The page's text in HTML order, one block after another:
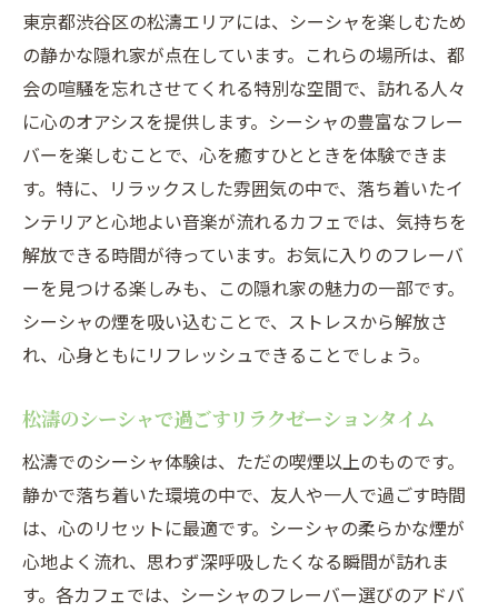
東京都渋谷区の松濤エリアには、シーシャを楽しむため
の静かな隠れ家が点在しています。これらの場所は、都
会の喧騒を忘れさせてくれる特別な空間で、訪れる人々
に心のオアシスを提供します。シーシャの豊富なフレー
バーを楽しむことで、心を癒すひとときを体験できま
す。特に、リラックスした雰囲気の中で、落ち着いたイ
ンテリアと心地よい音楽が流れるカフェでは、気持ちを
解放できる時間が待っています。お気に入りのフレーバ
ーを見つける楽しみも、この隠れ家の魅力の一部です。
シーシャの煙を吸い込むことで、ストレスから解放さ
れ、心身ともにリフレッシュできることでしょう。
松濤のシーシャで過ごすリラクゼーションタイム
松濤でのシーシャ体験は、ただの喫煙以上のものです。
静かで落ち着いた環境の中で、友人や一人で過ごす時間
は、心のリセットに最適です。シーシャの柔らかな煙が
心地よく流れ、思わず深呼吸したくなる瞬間が訪れま
す。各カフェでは、シーシャのフレーバー選びのアドバ